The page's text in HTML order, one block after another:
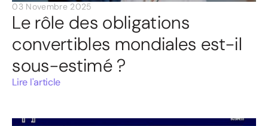
03 Novembre 2025
Le rôle des obligations
convertibles mondiales est-il
sous-estimé ?
Lire l'article